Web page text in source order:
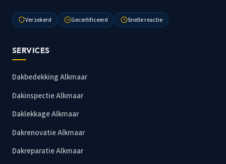
Verzekerd Gecertificeerd Snelle reactie
SERVICES
Dakbedekking Alkmaar
Dakinspectie Alkmaar
Daklekkage Alkmaar
Dakrenovatie Alkmaar
Dakreparatie Alkmaar